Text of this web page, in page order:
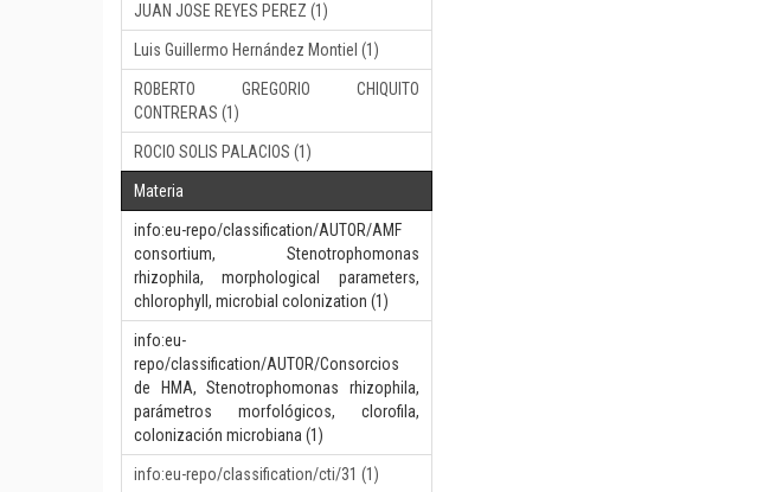
JUAN JOSE REYES PEREZ (1)
Luis Guillermo Hernández Montiel (1)
ROBERTO GREGORIO CHIQUITO
CONTRERAS (1)
ROCIO SOLIS PALACIOS (1)
Materia
info:eu-repo/classification/AUTOR/AMF
consortium, Stenotrophomonas
rhizophila, morphological parameters,
chlorophyll, microbial colonization (1)
info:eu-
repo/classification/AUTOR/Consorcios
de HMA, Stenotrophomonas rhizophila,
parámetros morfológicos, clorofila,
colonización microbiana (1)
info:eu-repo/classification/cti/31 (1)